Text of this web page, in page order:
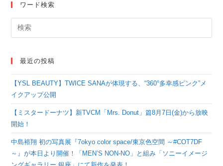
ワード検索
最近の投稿
【YSL BEAUTY】TWICE SANAが体現する、“360°多幸感ピンク”メ
イクアップ公開
【ミスタードーナツ】新TVCM「Mrs. Donut」篇8月7日(金)から放映
開始！
中島裕翔 初の写真展『7okyo color space/東京色空間 ～#COT7DF
～』が本日より開催！「MEN’S NON-NO」と組み「ソニーイメージ